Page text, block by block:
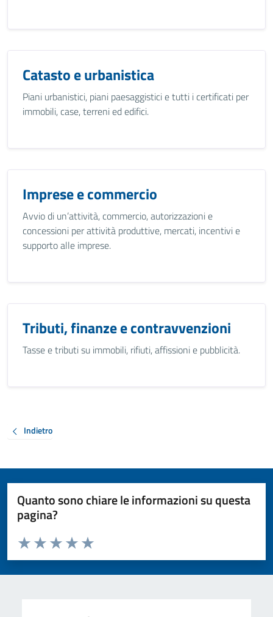
Catasto e urbanistica
Piani urbanistici, piani paesaggistici e tutti i certificati per
immobili, case, terreni ed edifici.
Imprese e commercio
Avvio di un’attività, commercio, autorizzazioni e
concessioni per attività produttive, mercati, incentivi e
supporto alle imprese.
Tributi, finanze e contravvenzioni
Tasse e tributi su immobili, rifiuti, affissioni e pubblicità.
Indietro
Quanto sono chiare le informazioni su questa
pagina?
Valuta da 1 a 5 stelle la pagina
Valuta 5 stelle su 5
Valuta 4 stelle su 5
Valuta 3 stelle su 5
Valuta 2 stelle su 5
Valuta 1 stelle su 5